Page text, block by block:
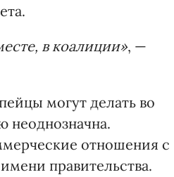
в коалиции», —
могут делать во
неоднозначна.
отношения с
правительства.